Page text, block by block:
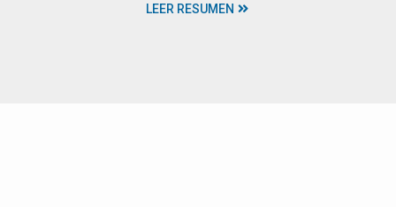
LEER RESUMEN